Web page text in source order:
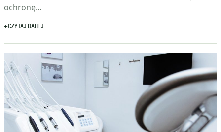
ochronę…
CZYTAJ DALEJ